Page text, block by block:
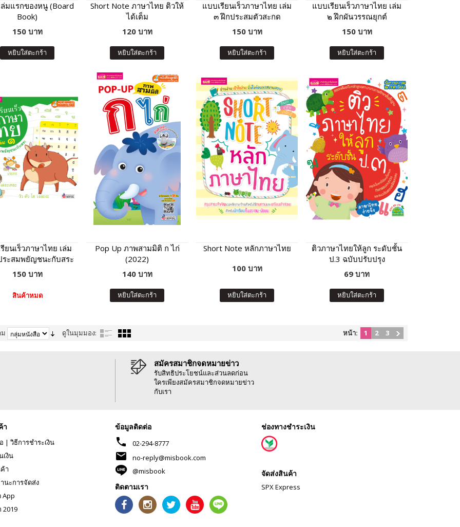
ล่มแรกของหนู (Board
Book)
150 บาท
หยิบใส่ตะกร้า
Short Note ภาษาไทย ติวให้
ได้เต็ม
120 บาท
หยิบใส่ตะกร้า
แบบเรียนเร็วภาษาไทย เล่ม
๓ ฝึกประสมตัวสะกด
150 บาท
หยิบใส่ตะกร้า
แบบเรียนเร็วภาษาไทย เล่ม
๒ ฝึกผันวรรณยุกต์
150 บาท
หยิบใส่ตะกร้า
ยนเร็วภาษาไทย เล่ม
ระสมพยัญชนะกับสระ
150 บาท
สินค้าหมด
Pop Up ภาพสามมิติ ก ไก่
(2022)
140 บาท
หยิบใส่ตะกร้า
Short Note หลักภาษาไทย
100 บาท
หยิบใส่ตะกร้า
ติวภาษาไทยให้ลูก ระดับชั้น
ป.3 ฉบับปรับปรุง
69 บาท
หยิบใส่ตะกร้า
ม ดูในมุมมอง: หน้า: 1 2 3
สมัครสมาชิกจดหมายข่าว
รับสิทธิประโยชน์และส่วนลดก่อน
ใครเพียงสมัครสมาชิกจดหมายข่าว
กับเรา
า
| วิธีการชำระเงิน
เงิน
า
นะการจัดส่ง
App
2019
ข้อมูลติดต่อ
phone 02-294-8777
mail
no-reply@misbook.com
@misbook
ติดตามเรา
ช่องทางชำระเงิน
จัดส่งสินค้า
SPX Express